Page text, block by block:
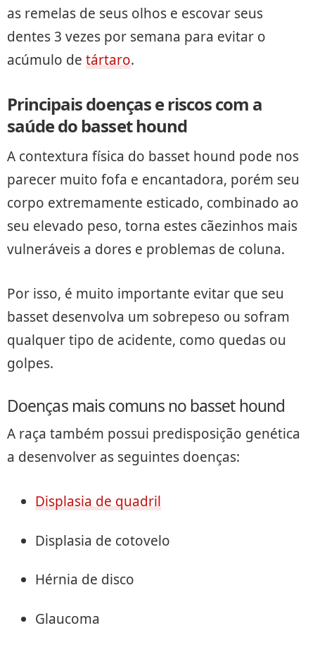
as remelas de seus olhos e escovar seus
dentes 3 vezes por semana para evitar o
acúmulo de tártaro.
Principais doenças e riscos com a
saúde do basset hound
A contextura física do basset hound pode nos
parecer muito fofa e encantadora, porém seu
corpo extremamente esticado, combinado ao
seu elevado peso, torna estes cãezinhos mais
vulneráveis a dores e problemas de coluna.
Por isso, é muito importante evitar que seu
basset desenvolva um sobrepeso ou sofram
qualquer tipo de acidente, como quedas ou
golpes.
Doenças mais comuns no basset hound
A raça também possui predisposição genética
a desenvolver as seguintes doenças:
Displasia de quadril
Displasia de cotovelo
Hérnia de disco
Glaucoma